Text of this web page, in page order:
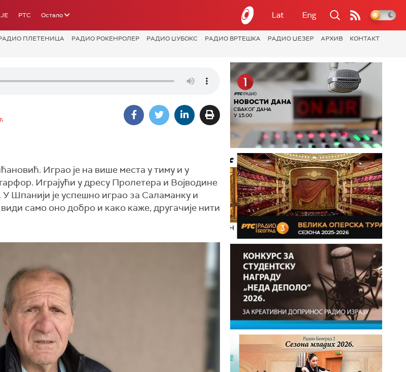
РТС Остало Lat Eng
ПЛЕТЕНИЦА РАДИО РОКЕНРОЛЕР РАДИО ЏУБОКС РАДИО ВРТЕШКА РАДИО ЏЕЗЕР АРХИВ
КОНТАКТ
Играо је на више места у тиму и у
Играјући у дресу Пролетера и Војводине
Шпанији је успешно играо за Саламанку и
само оно добро и како каже, другачије нити